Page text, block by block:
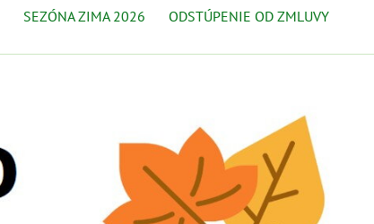
SEZÓNA ZIMA 2026 ODSTÚPENIE OD ZMLUVY